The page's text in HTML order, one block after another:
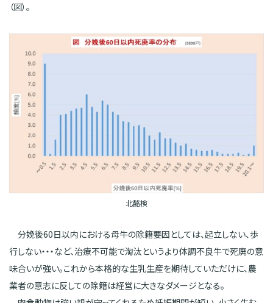
（図）。
北酪検
分娩後60日以内における母牛の除籍要因としては、起立しない、歩
行しない・・・など、治療不可能で淘汰というより体調不良牛で死廃の意
味合いが強い。これから本格的な生乳生産を期待していただけに、農
業者の意志に反しての除籍は経営に大きなダメージとなる。